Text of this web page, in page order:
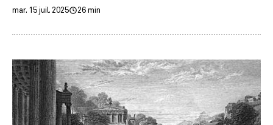
mar. 15 juil. 2025 26 min